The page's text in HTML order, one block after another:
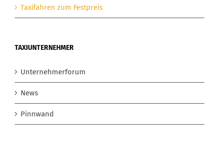
Taxifahren zum Festpreis
TAXIUNTERNEHMER
Unternehmerforum
News
Pinnwand